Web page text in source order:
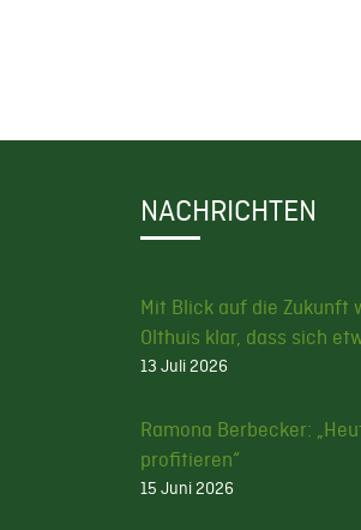
NACHRICHTEN
Mit Blick auf die Zukunft
Olthuis klar, dass sich
13 Juli 2026
Ramona Berbecker:
profitieren“
15 Juni 2026